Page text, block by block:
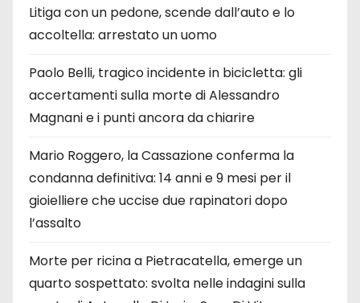
Litiga con un pedone, scende dall’auto e lo
accoltella: arrestato un uomo
Paolo Belli, tragico incidente in bicicletta: gli
accertamenti sulla morte di Alessandro
Magnani e i punti ancora da chiarire
Mario Roggero, la Cassazione conferma la
condanna definitiva: 14 anni e 9 mesi per il
gioielliere che uccise due rapinatori dopo
l’assalto
Morte per ricina a Pietracatella, emerge un
quarto sospettato: svolta nelle indagini sulla